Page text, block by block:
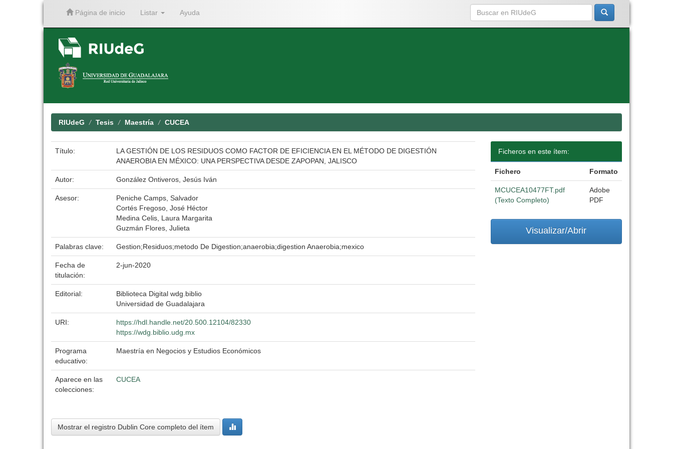
Página de inicio Listar Ayuda
RIUdeG Tesis Maestría CUCEA
Título:
LA GESTIÓN DE LOS RESIDUOS COMO FACTOR DE EFICIENCIA EN EL MÉTODO DE DIGESTIÓN
ANAEROBIA EN MÉXICO: UNA PERSPECTIVA DESDE ZAPOPAN, JALISCO
Autor: González Ontiveros, Jesús Iván
Asesor:
Peniche Camps, Salvador
Cortés Fregoso, José Héctor
Medina Celis, Laura Margarita
Guzmán Flores, Julieta
Palabras clave: Gestion;Residuos;metodo De Digestion;anaerobia;digestion Anaerobia;mexico
Fecha de
titulación:
2-jun-2020
Editorial:
Biblioteca Digital wdg.biblio
Universidad de Guadalajara
URI:
https://hdl.handle.net/20.500.12104/82330
https://wdg.biblio.udg.mx
Programa
educativo:
Maestría en Negocios y Estudios Económicos
Aparece en las
colecciones:
CUCEA
Mostrar el registro Dublin Core completo del ítem
Ficheros en este ítem:
Fichero Formato
MCUCEA10477FT.pdf
(Texto Completo)
Adobe
PDF
Visualizar/Abrir